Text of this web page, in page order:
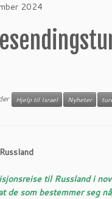
2024
Hjelp til Israel Nyheter
til Russland i
de som bestemmer seg